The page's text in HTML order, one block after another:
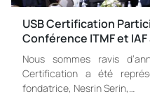
USB Certification
Conférence ITMF et IAF
Nous sommes ravis
Certification a été
fondatrice, Nesrin Serin,…